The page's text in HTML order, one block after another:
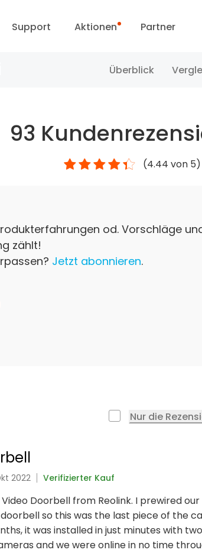
Support
Blog
Aktionen
Sonderangebot
Partner
Überblick
93
(4.44 von 5)
od. Vorschläge
zählt!
Jetzt abonnieren.
Nur die
2022 Verifizierter Kauf
Doorbell from Reolink. I prewired
so this was the last piece of the
it was installed in just minutes with
and we were online in no time